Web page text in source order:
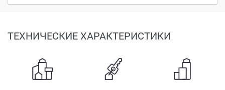
ТЕХНИЧЕСКИЕ ХАРАКТЕРИСТИКИ